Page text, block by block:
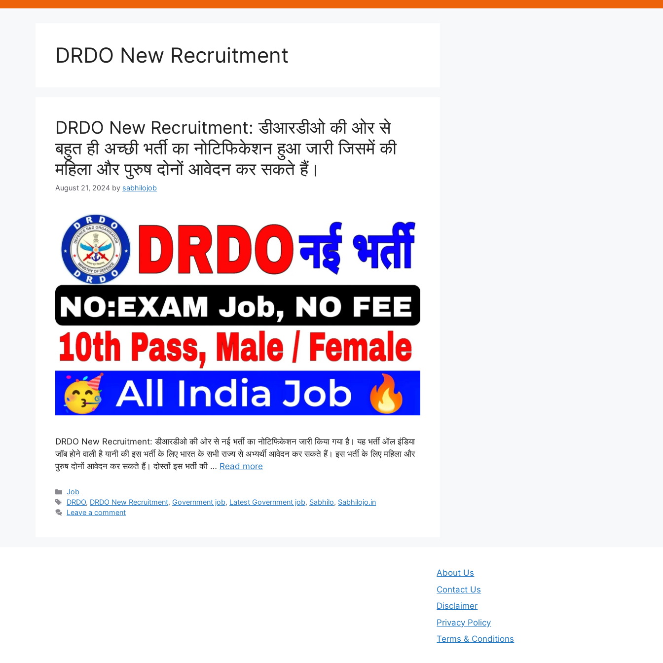
DRDO New Recruitment
DRDO New Recruitment: डीआरडीओ की ओर से
बहुत ही अच्छी भर्ती का नोटिफिकेशन हुआ जारी जिसमें की
महिला और पुरुष दोनों आवेदन कर सकते हैं।
August 21, 2024 by sabhilojob
DRDO New Recruitment: डीआरडीओ की ओर से नई भर्ती का नोटिफिकेशन जारी किया गया है। यह भर्ती ऑल इंडिया
जॉब होने वाली है यानी की इस भर्ती के लिए भारत के सभी राज्य से अभ्यर्थी आवेदन कर सकते हैं। इस भर्ती के लिए महिला और
पुरुष दोनों आवेदन कर सकते हैं। दोस्तों इस भर्ती की … Read more
Categories
Job
Tags
DRDO, DRDO New Recruitment, Government job, Latest Government job, Sabhilo, Sabhilojo.in
Leave a comment
About Us
Contact Us
Disclaimer
Privacy Policy
Terms & Conditions